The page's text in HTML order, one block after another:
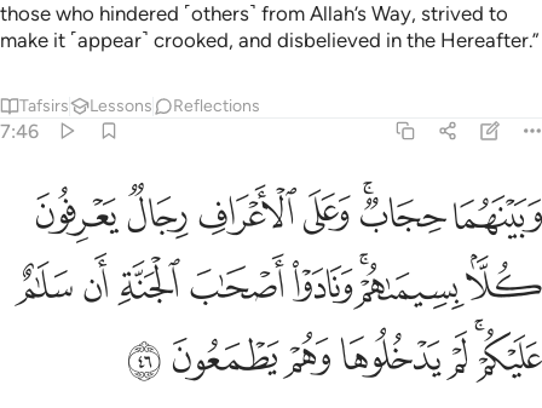
those who hindered ˹others˺ from Allah’s Way, strived to
make it ˹appear˺ crooked, and disbelieved in the Hereafter.”
Tafsirs Lessons Reflections
7:46
وبينهما حجاب وعلى الاعراف رجال يعرفون كلا بسيماهم ونادوا
وَبَيْنَهُمَا حِجَابٌۭ ۚ وَعَلَى ٱلْأَعْرَافِ رِجَالٌۭ يَعْرِفُونَ كُلًّۢا بِسِيمَىٰهُمْ ۚ وَنَادَوْا۟
ﱫﱬﱭﱮﱯﱰﱱ
ﱲﱳﱴﱵﱶﱷﱸﱹ
ﱺﱻﱼﱽﱾﱿﲀ